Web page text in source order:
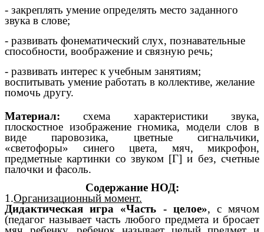
- закреплять умение определять место заданного
звука в слове;
- развивать фонематический слух, познавательные
способности, воображение и связную речь;
- развивать интерес к учебным занятиям;
воспитывать умение работать в коллективе, желание
помочь другу.
Материал:схема характеристики звука,
плоскостное изображение гномика, модели слов в
виде паровозика, цветные сигнальчики,
«светофоры» синего цвета, мяч, микрофон,
предметные картинки со звуком [Г] и без, счетные
палочки и фасоль.
Содержание НОД:
1.Организационный момент.
Дидактическая игра «Часть - целое», с мячом
(педагог называет часть любого предмета и бросает